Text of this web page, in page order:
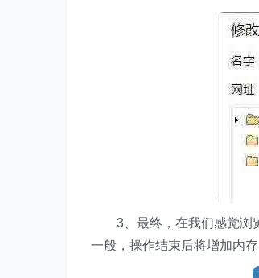
3、最终，在我们感觉浏览
一般，操作结束后将增加内